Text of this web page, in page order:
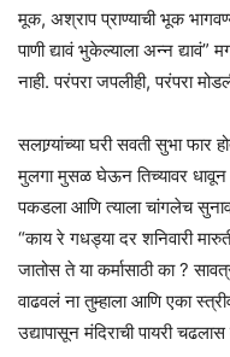
मूक, अश्राप प्राण्याची भूक
पाणी द्यावं भुकेल्याला अन्न द्यावं”
नाही. परंपरा जपलीही, परंपरा
सलाग्र्यांच्या घरी सवती सुभा फार
मुलगा मुसळ घेऊन तिच्यावर धावून
पकडला आणि त्याला चांगलेच
“काय रे गधड्या दर शनिवारी
जातोस ते या कर्मासाठी का ?
वाढवलं ना तुम्हाला आणि एका
उद्यापासून मंदिराची पायरी